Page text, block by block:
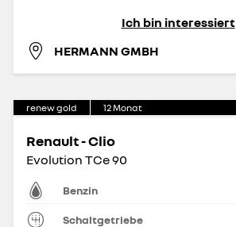
Ich bin interessiert
HERMANN GMBH
renew gold 12Monat
Renault - Clio
Evolution TCe 90
Benzin
Schaltgetriebe